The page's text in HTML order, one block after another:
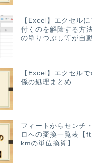
【Excel】エクセル
付くのを解除する方
の塗りつぶし等が自
【Excel】エクセル
係の処理まとめ
フィートからセンチ
ロへの変換一覧表【ft
kmの単位換算】